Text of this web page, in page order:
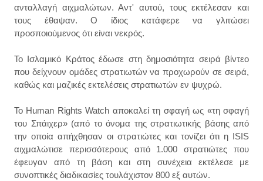
ανταλλαγή αιχμαλώτων. Αντ' αυτού, τους εκτέλεσαν και
τους έθαψαν. Ο ίδιος κατάφερε να γλιτώσει
προσποιούμενος ότι είναι νεκρός.
Το Ισλαμικό Κράτος έδωσε στη δημοσιότητα σειρά βίντεο
που δείχνουν ομάδες στρατιωτών να προχωρούν σε σειρά,
καθώς και μαζικές εκτελέσεις στρατιωτών εν ψυχρώ.
Το Human Rights Watch αποκαλεί τη σφαγή ως «τη σφαγή
του Σπάιχερ» (από το όνομα της στρατιωτικής βάσης από
την οποία απήχθησαν οι στρατιώτες και τονίζει ότι η ISIS
αιχμαλώτισε περισσότερους από 1.000 στρατιώτες που
έφευγαν από τη βάση και στη συνέχεια εκτέλεσε με
συνοπτικές διαδικασίες τουλάχιστον 800 εξ αυτών.